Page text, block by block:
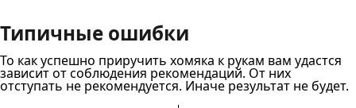
Типичные ошибки
То как успешно приручить хомяка к рукам вам удастся
зависит от соблюдения рекомендаций. От них
отступать не рекомендуется. Иначе результат не будет.